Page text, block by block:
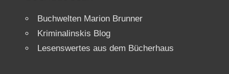
Buchwelten Marion Brunner
Kriminalinskis Blog
Lesenswertes aus dem Bücherhaus